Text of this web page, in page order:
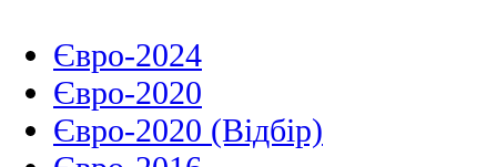
Євро-2024
Євро-2020
Євро-2020 (Відбір)